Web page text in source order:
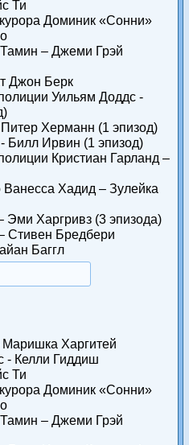
Ти
Доминик «Сонни»
Тамин – Джеми Грэй
Джон Берк
Уильям Доддс -
Херманн (1 эпизод)
Билл Ирвин (1 эпизод)
Кристиан Гарланд –
Хадид – Зулейка
Эми Харгривз (3 эпизода)
Стивен Бредбери
Баггл
Харгитей
- Келли Гиддиш
Ти
Доминик «Сонни»
Тамин – Джеми Грэй